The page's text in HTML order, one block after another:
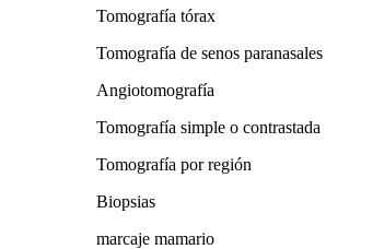
Tomografía tórax
Tomografía de senos paranasales
Angiotomografía
Tomografía simple o contrastada
Tomografía por región
Biopsias
marcaje mamario